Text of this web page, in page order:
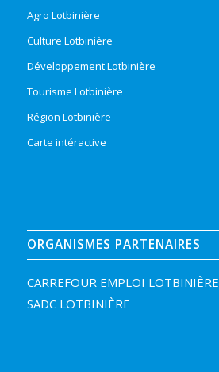
Agro Lotbinière
Culture Lotbinière
Développement Lotbinière
Tourisme Lotbinière
Région Lotbinière
Carte intéractive
ORGANISMES PARTENAIRES
CARREFOUR EMPLOI LOTBINIÈRE
SADC LOTBINIÈRE